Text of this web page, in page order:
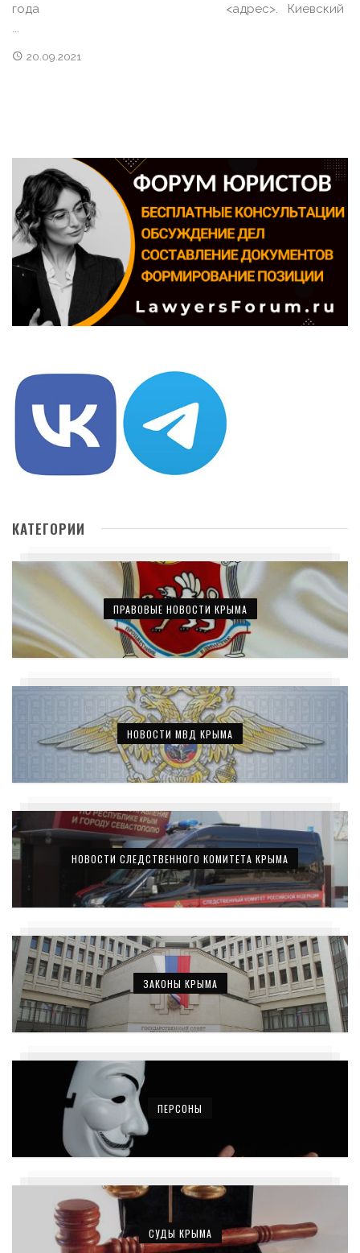
года <адрес>. Киевский
20.09.2021
КАТЕГОРИИ
ПРАВОВЫЕ НОВОСТИ КРЫМА
НОВОСТИ МВД КРЫМА
НОВОСТИ СЛЕДСТВЕННОГО КОМИТЕТА КРЫМА
ЗАКОНЫ КРЫМА
ПЕРСОНЫ
СУДЫ КРЫМА